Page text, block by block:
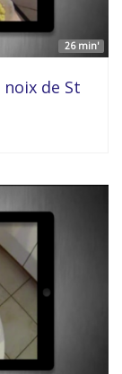
26 min'
de St